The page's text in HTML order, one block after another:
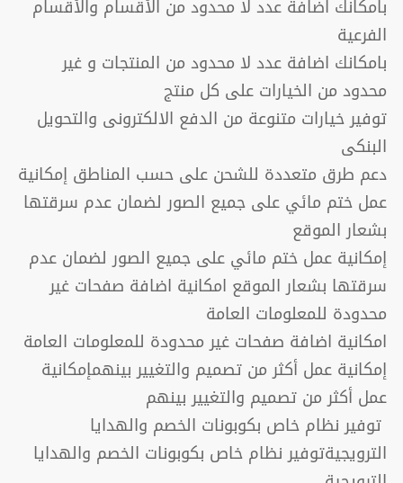
بامكانك اضافة عدد لا محدود من الأقسام والأقسام
الفرعية
بامكانك اضافة عدد لا محدود من المنتجات و غير
محدود من الخيارات على كل منتج
توفير خيارات متنوعة من الدفع الالكترونى والتحويل
البنكى
دعم طرق متعددة للشحن على حسب المناطق إمكانية
عمل ختم مائي على جميع الصور لضمان عدم سرقتها
بشعار الموقع
إمكانية عمل ختم مائي على جميع الصور لضمان عدم
سرقتها بشعار الموقع امكانية اضافة صفحات غير
محدودة للمعلومات العامة
امكانية اضافة صفحات غير محدودة للمعلومات العامة
إمكانية عمل أكثر من تصميم والتغيير بينهمإمكانية
عمل أكثر من تصميم والتغيير بينهم
توفير نظام خاص بكوبونات الخصم والهدايا
الترويجيةتوفير نظام خاص بكوبونات الخصم والهدايا